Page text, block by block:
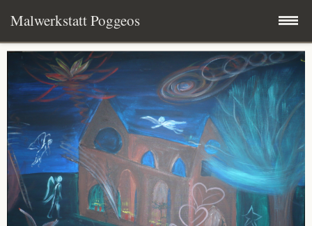
Malwerkstatt Poggeos
Inhalt
springen
Neues aus der Werkstatt
Aktuelles
Bilder
Abstraktes
Engel
Skulpturen
Über mich